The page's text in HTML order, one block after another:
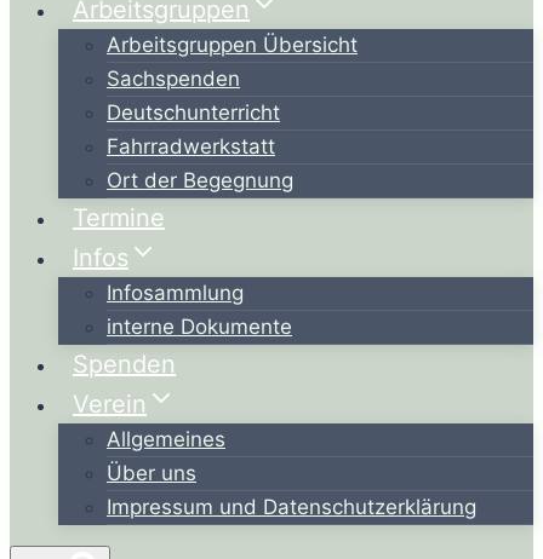
Arbeitsgruppen
Arbeitsgruppen Übersicht
Sachspenden
Deutschunterricht
Fahrradwerkstatt
Ort der Begegnung
Termine
Infos
Infosammlung
interne Dokumente
Spenden
Verein
Allgemeines
Über uns
Impressum und Datenschutzerklärung